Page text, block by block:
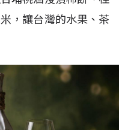
，讓台灣的水果、茶